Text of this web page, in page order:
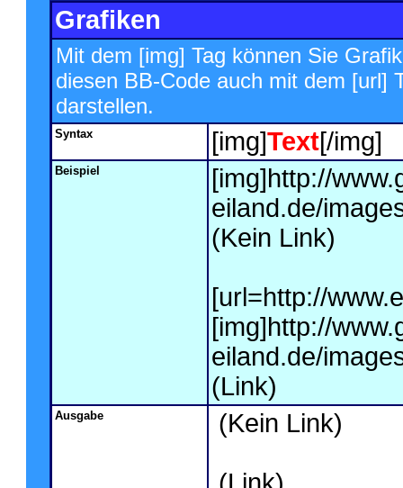
Grafiken
Mit dem [img] Tag können Sie
diesen BB-Code auch mit dem [url]
darstellen.
Syntax [img]Text[/img]
Beispiel
[img]http://
eiland.de/
(Kein Link)
[url=http://
[img]http://
eiland.de/
(Link)
Ausgabe (Kein Link)